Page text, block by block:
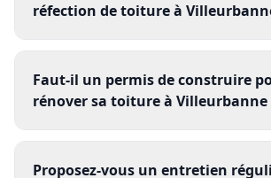
réfection de toiture à
Faut-il un permis de construire
rénover sa toiture à Villeurbanne
Proposez-vous un entretien